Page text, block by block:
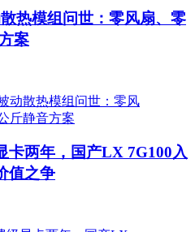
热模组问世：零风扇、零
案
卡两年，国产LX 7G100入
值之争